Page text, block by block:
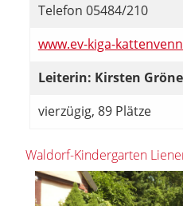
Telefon 05484/210
www.ev-kiga-
Leiterin: Kirsten
vierzügig, 89 Plätze
Waldorf-Kindergarten